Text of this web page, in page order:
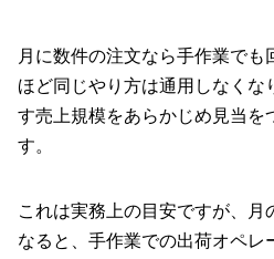
月に数件の注文なら手作業でも
ほど同じやり方は通用しなくな
す売上規模をあらかじめ見当を
す。
これは実務上の目安ですが、月
なると、手作業での出荷オペレ